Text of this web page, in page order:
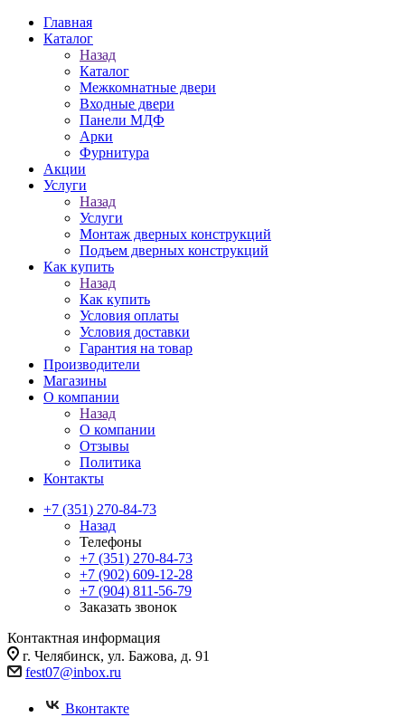
Главная
Каталог
Назад
Каталог
Межкомнатные двери
Входные двери
Панели МДФ
Арки
Фурнитура
Акции
Услуги
Назад
Услуги
Монтаж дверных конструкций
Подъем дверных конструкций
Как купить
Назад
Как купить
Условия оплаты
Условия доставки
Гарантия на товар
Производители
Магазины
О компании
Назад
О компании
Отзывы
Политика
Контакты
+7 (351) 270-84-73
Назад
Телефоны
+7 (351) 270-84-73
+7 (902) 609-12-28
+7 (904) 811-56-79
Заказать звонок
Контактная информация
г. Челябинск, ул. Бажова, д. 91
fest07@inbox.ru
Вконтакте